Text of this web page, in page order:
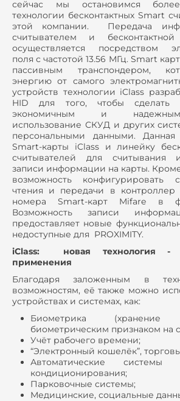
сейчас мы остановимся
технологии беcконтактных Smart
этой компании. Передача
считывателем и
осуществляется посредством
поля с частотой 13.56 МГц. Smart
пассивным транспондером,
энергию от самого
устройств технологии iClass
HID для того, чтобы сделать
экономичным и
использование СКУД и других
персональными данными.
Smart-карты iClass и линейку
считывателей для считывания
записи информации на карты.
возможность конфигурировать
чтения и передачи в
номера Smart-карт Mifare в
Возможность записи
предоставляет новые
недоступные для PROXIMITY.
iClass: новая технология -
применения
Благодаря заложенным в
возможностям, её также можно
устройствах и системах, как:
Биометрика
биометрическим признаком на
Учёт рабочего времени;
“Электронный кошелёк”,
Автоматические
кондиционирования;
Парковочные системы;
Медицинские, социальные